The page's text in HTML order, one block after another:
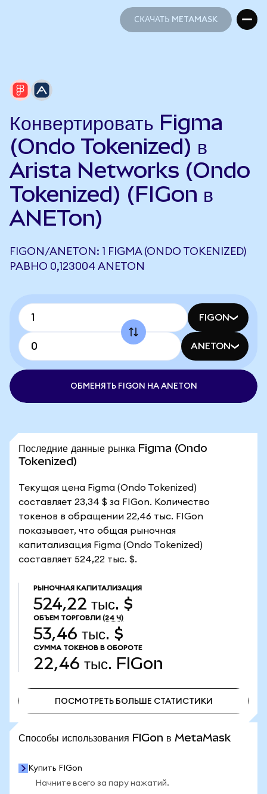
СКАЧАТЬ METAMASK
Конвертировать Figma
(Ondo Tokenized) в
Arista Networks (Ondo
Tokenized) (FIGon в
ANETon)
FIGON/ANETON: 1 FIGMA (ONDO TOKENIZED)
РАВНО 0,123004 ANETON
FIGON
ANETON
ОБМЕНЯТЬ FIGON НА ANETON
Последние данные рынка Figma (Ondo
Tokenized)
Текущая цена Figma (Ondo Tokenized)
составляет 23,34 $ за FIGon. Количество
токенов в обращении 22,46 тыс. FIGon
показывает, что общая рыночная
капитализация Figma (Ondo Tokenized)
составляет 524,22 тыс. $.
РЫНОЧНАЯ КАПИТАЛИЗАЦИЯ
524,22 тыс. $
ОБЪЕМ ТОРГОВЛИ (24 Ч)
53,46 тыс. $
СУММА ТОКЕНОВ В ОБОРОТЕ
22,46 тыс. FIGon
ПОСМОТРЕТЬ БОЛЬШЕ СТАТИСТИКИ
Способы использования FIGon в MetaMask
Купить FIGon
Начните всего за пару нажатий.